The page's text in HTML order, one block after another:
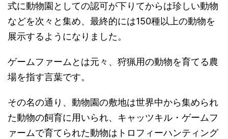
式に動物園としての認可が下りてからは珍しい動物
などを次々と集め、最終的には150種以上の動物を
展示するようになりました。
ゲームファームとは元々、狩猟用の動物を育てる農
場を指す言葉です。
その名の通り、動物園の敷地は世界中から集められ
た動物の飼育に用いられ、キャッツキル・ゲームフ
ァームで育てられた動物はトロフィーハンティング